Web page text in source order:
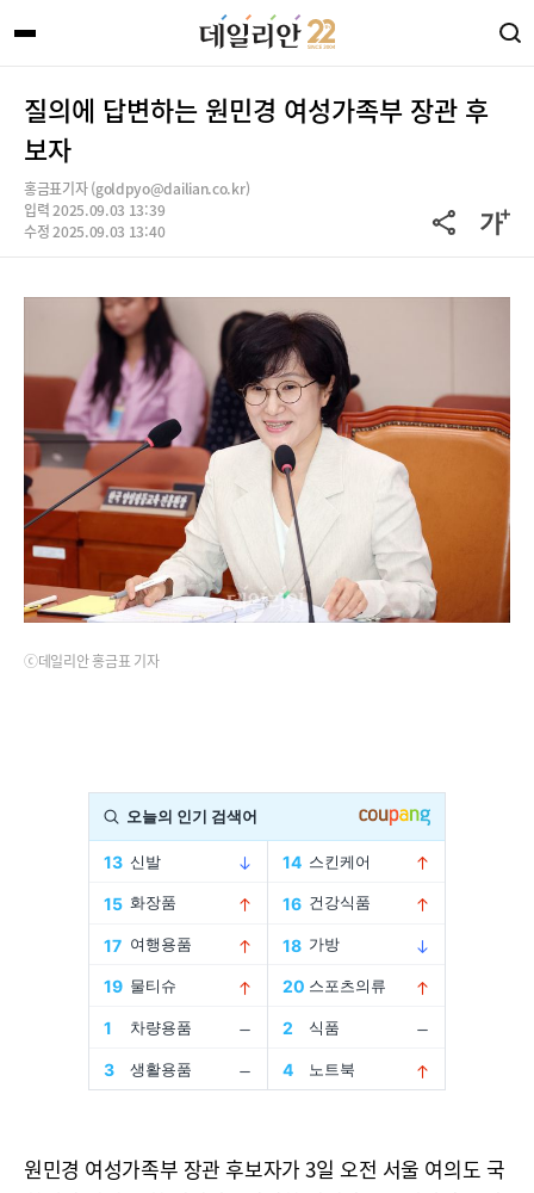
질의에 답변하는 원민경 여성가족부 장관 후
보자
홍금표기자 (goldpyo@dailian.co.kr)
입력 2025.09.03 13:39
수정 2025.09.03 13:40
ⓒ데일리안 홍금표 기자
원민경 여성가족부 장관 후보자가 3일 오전 서울 여의도 국